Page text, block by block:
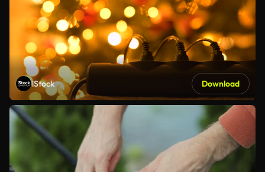
iStock Download